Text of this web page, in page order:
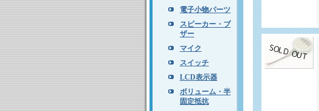
電子小物パーツ
スピーカー・ブ
ザー
マイク
スイッチ
LCD表示器
ボリューム・半
固定抵抗